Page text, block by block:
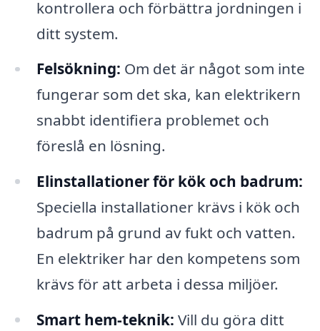
kontrollera och förbättra jordningen i
ditt system.
Felsökning: Om det är något som inte
fungerar som det ska, kan elektrikern
snabbt identifiera problemet och
föreslå en lösning.
Elinstallationer för kök och badrum:
Speciella installationer krävs i kök och
badrum på grund av fukt och vatten.
En elektriker har den kompetens som
krävs för att arbeta i dessa miljöer.
Smart hem-teknik: Vill du göra ditt